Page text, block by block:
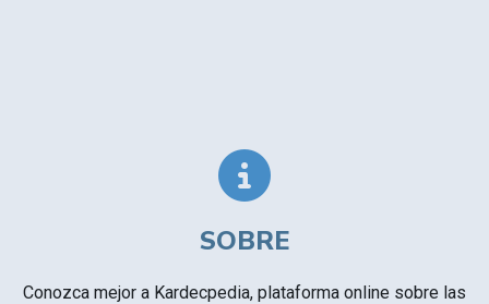
SOBRE
Conozca mejor a Kardecpedia, plataforma online sobre las